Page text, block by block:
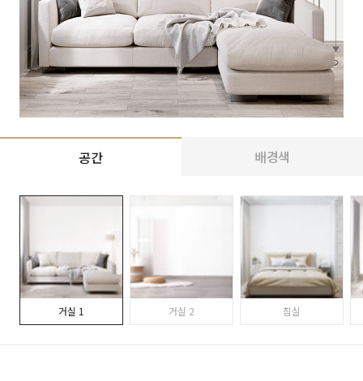
공간 배경색
거실 1 거실 2 침실